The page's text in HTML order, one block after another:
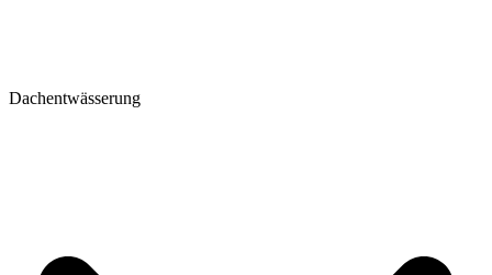
Dachentwässerung